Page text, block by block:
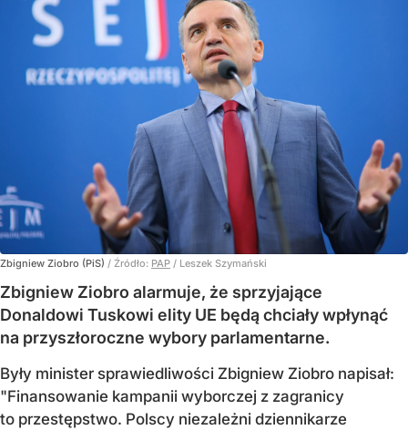
Zbigniew Ziobro (PiS) / Źródło: PAP / Leszek Szymański
Zbigniew Ziobro alarmuje, że sprzyjające
Donaldowi Tuskowi elity UE będą chciały wpłynąć
na przyszłoroczne wybory parlamentarne.
Były minister sprawiedliwości Zbigniew Ziobro napisał:
"Finansowanie kampanii wyborczej z zagranicy
to przestępstwo. Polscy niezależni dziennikarze